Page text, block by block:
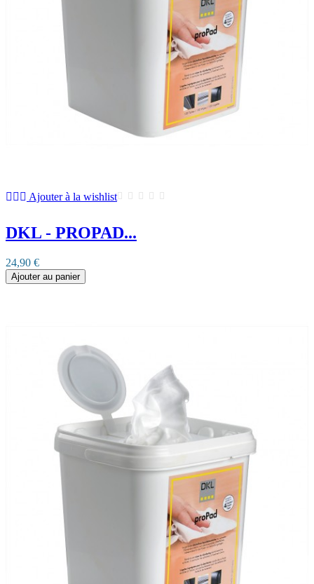
Ajouter à la wishlist
DKL - PROPAD...
24,90 €
Ajouter au panier